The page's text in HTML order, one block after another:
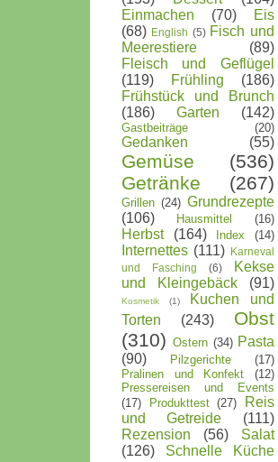
Einmachen
(70)
Eis
(68) English (5) Fisch und
Meerestiere
(89)
Fleisch und Geflügel
(119)
Frühling
(186)
Frühstück und Brunch
(186)
Garten (142)
Gastbeiträge (20)
Gedanken (55)
Gemüse
(536)
Getränke
(267)
Grillen (24) Grundrezepte
(106)
Hausmittel (16)
Herbst (164) Index (14)
Internettes (111)
Karneval
und Fasching
(6)
Kekse
und Kleingebäck
(91)
Kosmetik (1)
Kuchen und
Torten
(243)
Obst
(310) Ostern (34) Pasta
(90)
Pilzgerichte
(17)
Pralinen und Konfekt
(12)
Pressereisen und Events
(17)
Produkttest (27)
Reis
und Getreide
(111)
Rezension
(56)
Salat
(126)
Schnelle Küche